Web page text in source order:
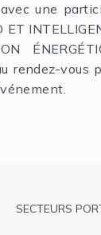
une
rendez-vous
SECTEURS